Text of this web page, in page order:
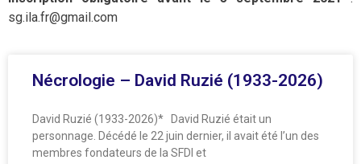
sg.ila.fr@gmail.com
Nécrologie – David Ruzié (1933-2026)
David Ruzié (1933-2026)* David Ruzié était un
personnage. Décédé le 22 juin dernier, il avait été l’un des
membres fondateurs de la SFDI et